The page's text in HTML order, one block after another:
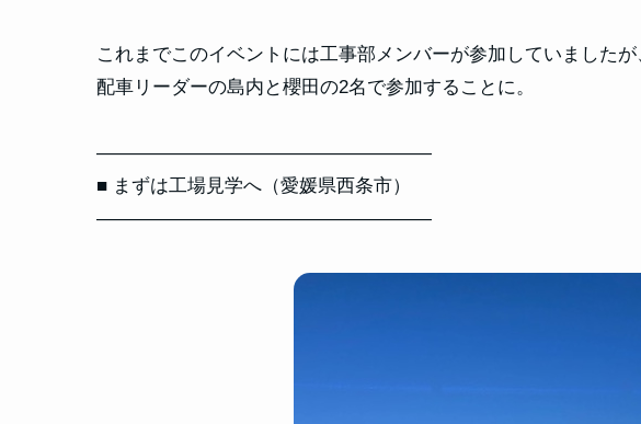
これまでこのイベントには工事部メンバーが参加していました
配車リーダーの島内と櫻田の2名で参加することに。
――――――――――――――――――
■ まずは工場見学へ（愛媛県西条市）
――――――――――――――――――